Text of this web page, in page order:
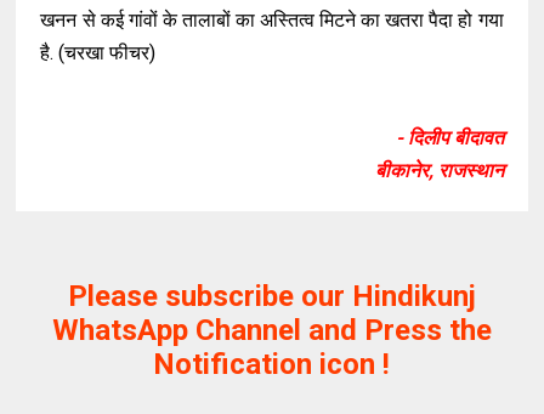
खनन से कई गांवों के तालाबों का अस्तित्व मिटने का खतरा पैदा हो गया
है. (चरखा फीचर)
- दिलीप बीदावत
बीकानेर, राजस्थान
Please subscribe our Hindikunj
WhatsApp Channel and Press the
Notification icon !